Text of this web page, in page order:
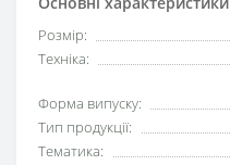
Розмір:
Техніка:
Форма випуску:
Тип продукції:
Тематика: